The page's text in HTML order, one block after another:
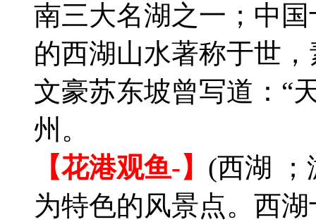
南三大名湖之一；中
的西湖山水著称于世
文豪苏东坡曾写道：“
州。
【花港观鱼-】 (西湖 ；
为特色的风景点。西